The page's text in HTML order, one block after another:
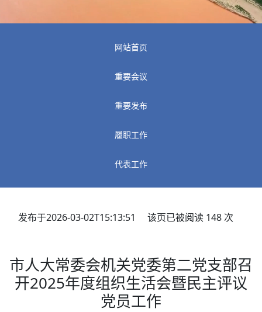
网站首页
重要会议
重要发布
履职工作
代表工作
发布于2026-03-02T15:13:51 该页已被阅读 148 次
市人大常委会机关党委第二党支部召
开2025年度组织生活会暨民主评议
党员工作